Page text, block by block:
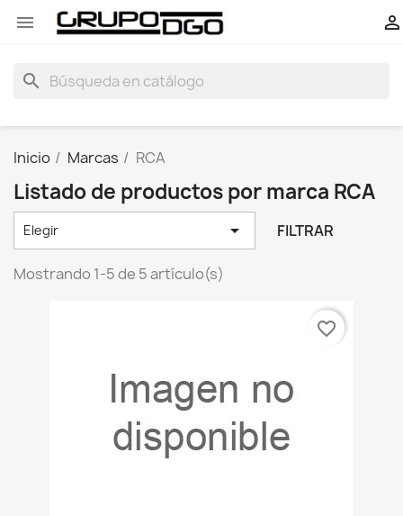
 
search
Inicio Marcas RCA
Listado de productos por marca RCA
Elegir  FILTRAR
Mostrando 1-5 de 5 artículo(s)
favorite_border